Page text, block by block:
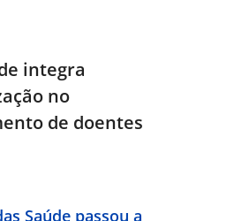
integra
no
de doentes
Saúde passou a